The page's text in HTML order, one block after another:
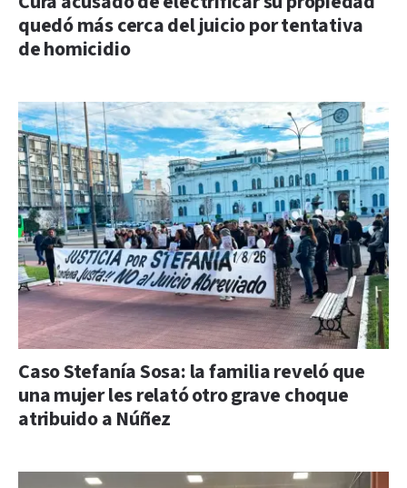
quedó más cerca del juicio por tentativa
de homicidio
Caso Stefanía Sosa: la familia reveló que
una mujer les relató otro grave choque
atribuido a Núñez